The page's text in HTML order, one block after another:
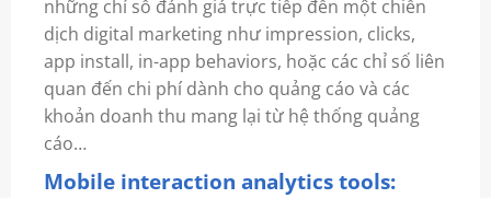
những chỉ số đánh giá trực tiếp đến một chiến
dịch digital marketing như impression, clicks,
app install, in-app behaviors, hoặc các chỉ số liên
quan đến chi phí dành cho quảng cáo và các
khoản doanh thu mang lại từ hệ thống quảng
cáo…
Mobile interaction analytics tools: